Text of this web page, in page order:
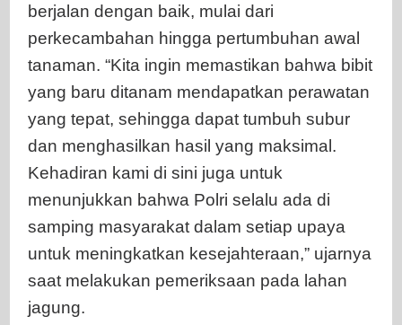
berjalan dengan baik, mulai dari
perkecambahan hingga pertumbuhan awal
tanaman. “Kita ingin memastikan bahwa bibit
yang baru ditanam mendapatkan perawatan
yang tepat, sehingga dapat tumbuh subur
dan menghasilkan hasil yang maksimal.
Kehadiran kami di sini juga untuk
menunjukkan bahwa Polri selalu ada di
samping masyarakat dalam setiap upaya
untuk meningkatkan kesejahteraan,” ujarnya
saat melakukan pemeriksaan pada lahan
jagung.